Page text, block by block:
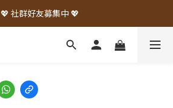
💖 社群好友募集中 💖